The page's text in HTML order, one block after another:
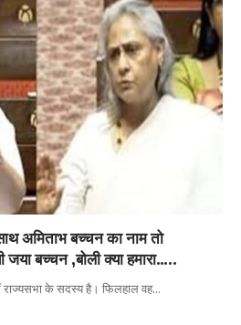
अमिताभ बच्चन का नाम तो
बच्चन ,बोली क्या हमारा…..
राज्यसभा के सदस्य है। फिलहाल वह…